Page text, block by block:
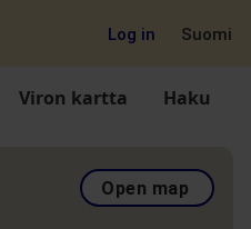
Log in Suomi
Viron kartta Haku
Open map